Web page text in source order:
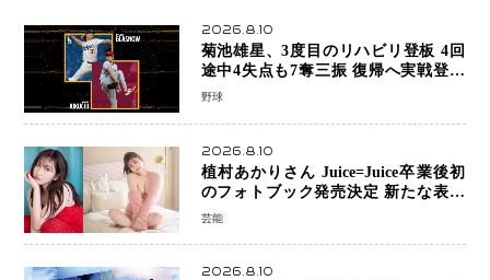
2026.8.10
菊池雄星、3度目のリハビリ登板 4回
途中4失点も7奪三振 復帰へ実戦登板
を重ねる
野球
2026.8.10
植村あかりさん Juice=Juice卒業後初
のフォトブック発売決定 新たな表現
者としての“今”を凝縮
芸能
2026.8.10